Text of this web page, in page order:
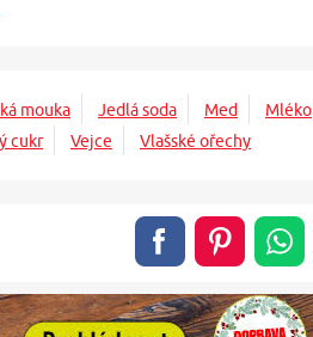
mouka Jedlá soda Med
Mléko
cukr Vejce Vlašské ořechy